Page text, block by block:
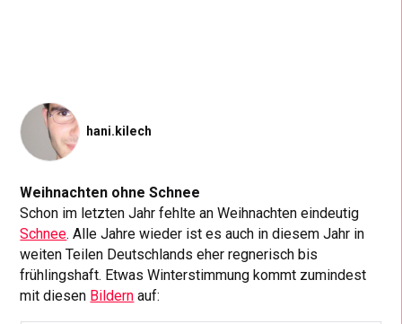
hani.kilech
Weihnachten ohne Schnee
Schon im letzten Jahr fehlte an Weihnachten eindeutig
Schnee. Alle Jahre wieder ist es auch in diesem Jahr in
weiten Teilen Deutschlands eher regnerisch bis
frühlingshaft. Etwas Winterstimmung kommt zumindest
mit diesen Bildern auf: